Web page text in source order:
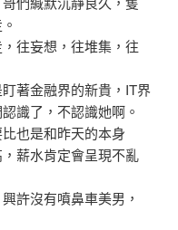
往妄想，往堆集，往
著金融界的新貴，IT界
識了，不認識她啊。
也是和昨天的本身
薪水肯定會呈現不亂
許沒有噴鼻車美男，